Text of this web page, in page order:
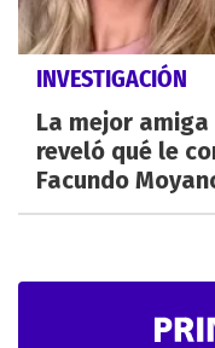
INVESTIGACIÓN
La mejor
reveló qué le
Facundo